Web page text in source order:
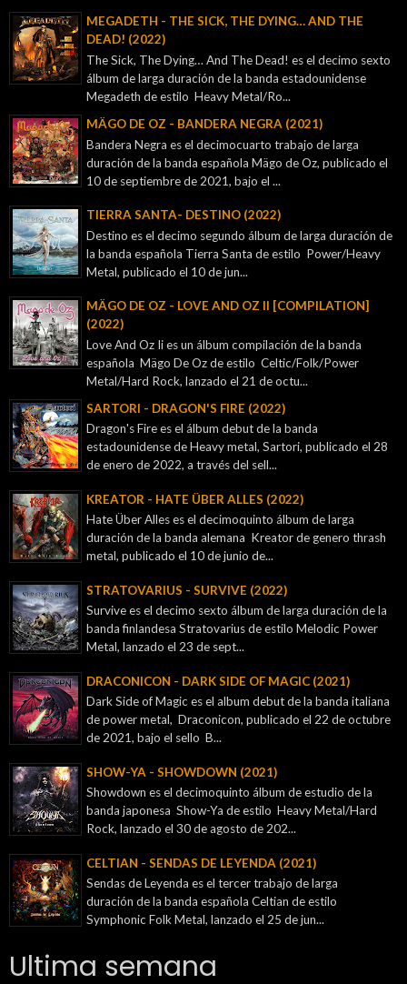
MEGADETH - THE SICK, THE DYING… AND THE
DEAD! (2022)
The Sick, The Dying… And The Dead! es el decimo sexto
álbum de larga duración de la banda estadounidense
Megadeth de estilo Heavy Metal/Ro...
MÄGO DE OZ - BANDERA NEGRA (2021)
Bandera Negra es el decimocuarto trabajo de larga
duración de la banda española Mägo de Oz, publicado el
10 de septiembre de 2021, bajo el ...
TIERRA SANTA- DESTINO (2022)
Destino es el decimo segundo álbum de larga duración de
la banda española Tierra Santa de estilo Power/Heavy
Metal, publicado el 10 de jun...
MÄGO DE OZ - LOVE AND OZ II [COMPILATION]
(2022)
Love And Oz Ii es un álbum compilación de la banda
española Mägo De Oz de estilo Celtic/Folk/Power
Metal/Hard Rock, lanzado el 21 de octu...
SARTORI - DRAGON'S FIRE (2022)
Dragon's Fire es el álbum debut de la banda
estadounidense de Heavy metal, Sartori, publicado el 28
de enero de 2022, a través del sell...
KREATOR - ‎HATE ÜBER ALLES (2022)
Hate Über Alles es el decimoquinto álbum de larga
duración de la banda alemana Kreator de genero thrash
metal, publicado el 10 de junio de...
STRATOVARIUS - SURVIVE (2022)
Survive es el decimo sexto álbum de larga duración de la
banda finlandesa Stratovarius de estilo Melodic Power
Metal, lanzado el 23 de sept...
DRACONICON - DARK SIDE OF MAGIC (2021)
Dark Side of Magic es el album debut de la banda italiana
de power metal, Draconicon, publicado el 22 de octubre
de 2021, bajo el sello B...
SHOW-YA - SHOWDOWN (2021)
Showdown es el decimoquinto álbum de estudio de la
banda japonesa Show-Ya de estilo Heavy Metal/Hard
Rock, lanzado el 30 de agosto de 202...
CELTIAN - SENDAS DE LEYENDA (2021)
Sendas de Leyenda es el tercer trabajo de larga
duración de la banda española Celtian de estilo
Symphonic Folk Metal, lanzado el 25 de jun...
Ultima semana